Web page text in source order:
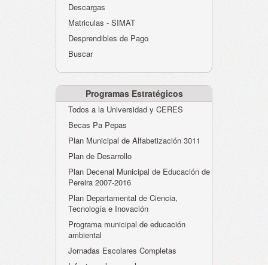
Despacho Secretaría
Evaluación desempeño
Humano-Cesantías
Descargas
Matriculas - SIMAT
Desprendibles de Pago
Buscar
Programas Estratégicos
Todos a la Universidad y CERES
Becas Pa Pepas
Plan Municipal de Alfabetización 3011
Plan de Desarrollo
Plan Decenal Municipal de Educación de
Pereira 2007-2016
Plan Departamental de Ciencia,
Tecnología e Inovación
Programa municipal de educación
ambiental
Jornadas Escolares Completas